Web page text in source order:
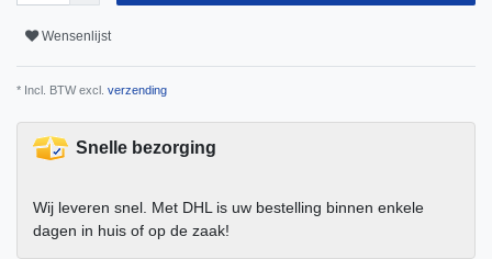
Wensenlijst
* Incl. BTW excl. verzending
Snelle bezorging
Wij leveren snel. Met DHL is uw bestelling binnen enkele
dagen in huis of op de zaak!